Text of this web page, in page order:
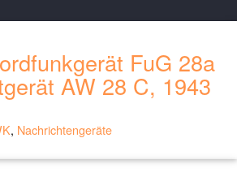
FuG 28a
AW 28 C, 1943
, Nachrichtengeräte